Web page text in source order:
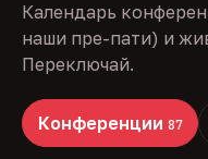
Календарь
наши пре-пати) и
Переключай.
Конференции 87